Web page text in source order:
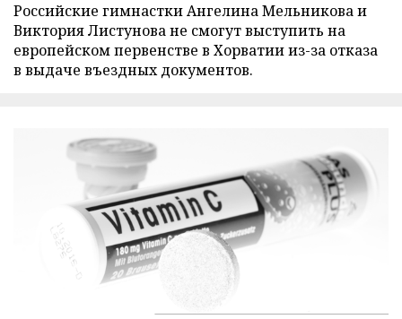
Российские гимнастки Ангелина Мельникова и
Виктория Листунова не смогут выступить на
европейском первенстве в Хорватии из-за отказа
в выдаче въездных документов.